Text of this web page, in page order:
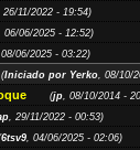
26/11/2022 - 19:54)
06/06/2025 - 12:52)
06/2025 - 03:22)
(Iniciado por Yerko, 08/10/
(jp, 08/10/2014 -
, 29/11/2022 - 00:53)
6tsv9, 04/06/2025 - 02:06)